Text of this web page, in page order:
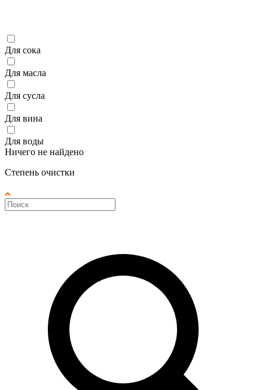
Для сока
Для масла
Для сусла
Для вина
Для воды
Ничего не найдено
Степень очистки